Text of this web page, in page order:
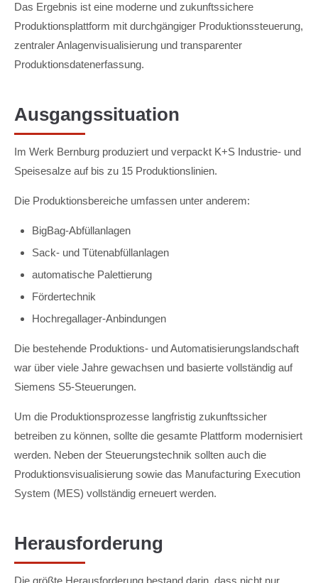
Das Ergebnis ist eine moderne und zukunftssichere
Produktionsplattform mit durchgängiger Produktionssteuerung,
zentraler Anlagenvisualisierung und transparenter
Produktionsdatenerfassung.
Ausgangssituation
Im Werk Bernburg produziert und verpackt K+S Industrie- und
Speisesalze auf bis zu 15 Produktionslinien.
Die Produktionsbereiche umfassen unter anderem:
BigBag-Abfüllanlagen
Sack- und Tütenabfüllanlagen
automatische Palettierung
Fördertechnik
Hochregallager-Anbindungen
Die bestehende Produktions- und Automatisierungslandschaft
war über viele Jahre gewachsen und basierte vollständig auf
Siemens S5-Steuerungen.
Um die Produktionsprozesse langfristig zukunftssicher
betreiben zu können, sollte die gesamte Plattform modernisiert
werden. Neben der Steuerungstechnik sollten auch die
Produktionsvisualisierung sowie das Manufacturing Execution
System (MES) vollständig erneuert werden.
Herausforderung
Die größte Herausforderung bestand darin, dass nicht nur